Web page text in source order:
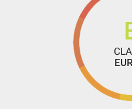
Pre-crash assist
Presa elettrica 230 V
Regolazione in altezza e
Rifiniture interne in
Safe & Driving Pack M